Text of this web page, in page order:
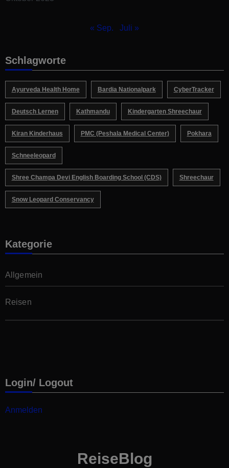
« Sep. Juli »
Schlagworte
Ayurveda Health Home Bardia Nationalpark CyberTracker
Deutsch Lernen Kathmandu Kindergarten Shreechaur
Kiran Kinderhaus PMC (Peshala Medical Center) Pokhara
Schneeleopard
Shree Champa Devi English Boarding School (CDS) Shreechaur
Snow Leopard Conservancy
Kategorie
Allgemein
Reisen
Login/ Logout
Anmelden
ReiseBlog